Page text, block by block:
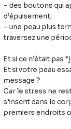
– des boutons qui
d’épuisement,
– une peau plus
traversez une
Et si ce n’était pas
Et si votre peau
message ?
Car le stress ne
s’inscrit dans le
premiers endroits